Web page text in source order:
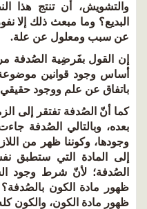
والتشويش، أن تنتج هذا
البديع؟ وما مبعث ذلك إلا
عن سبب ومعلول عن علة.
إن القول بفَرضِية الصُدفة
أساس وجود قوانين
باتفاق عن علم ووجود
كما أنّ الصُدفة تفتقر إلى
بعده، وبالتالي الصُدفة
وجودها، وكوننا ظهر من
إلى المادة التي ستطبق
الصُدفة؛ لأنّ شرط وجود
ظهور مادة الكون
ظهور مادة الكون، والكون